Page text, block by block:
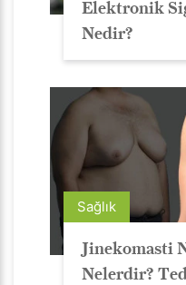
Elektronik
Nedir?
Sağlık
Jinekomasti
Nelerdir?